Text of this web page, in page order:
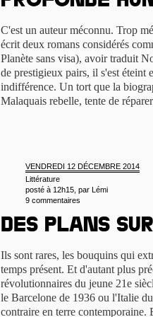
C'est un auteur méconnu. Trop
écrit deux romans considérés
Planète sans visa), avoir traduit
de prestigieux pairs, il s'est éteint
indifférence. Un tort que la
Malaquais rebelle, tente de
VENDREDI 12 DÉCEMBRE 2014
Littérature
posté à 12h15, par Lémi
9 commentaires
Des plans
Ils sont rares, les bouquins qui
temps présent. Et d'autant plus
révolutionnaires du jeune 21e
le Barcelone de 1936 ou l'Italie
contraire en terre